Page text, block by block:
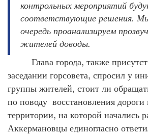
контрольных мероприятий
соответствующие решения.
очередь проанализируем
жителей доводы.
Глава города,также
заседании горсовета, спросил у
группы жителей, стоит ли
по поводу восстановления дороги
территории, на которой начались
Аккермановцы единогласно